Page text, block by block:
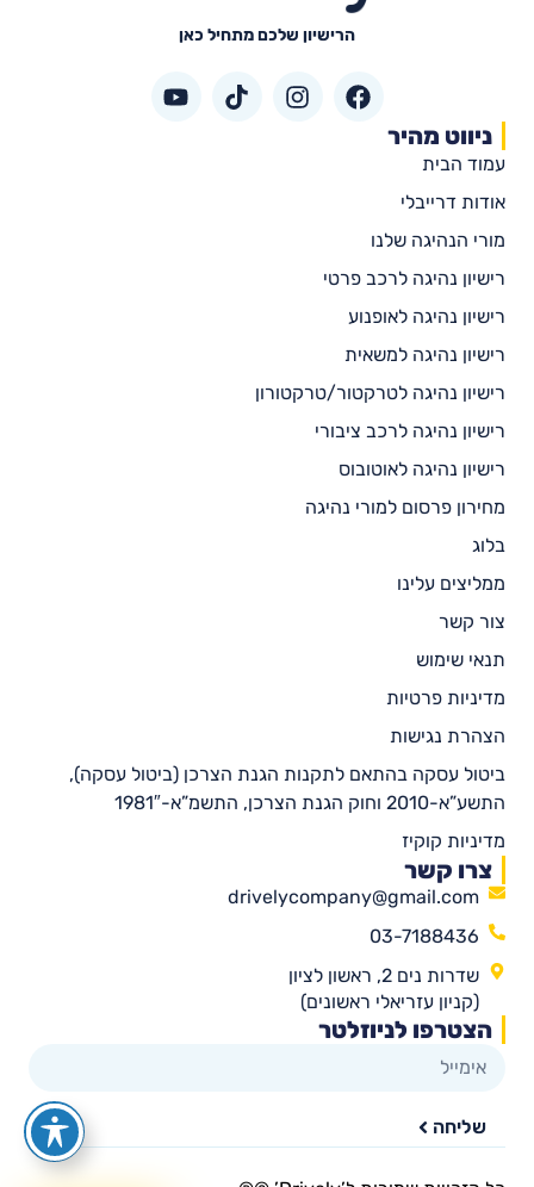
הרישיון שלכם מתחיל כאן
ניווט מהיר
עמוד הבית
אודות דרייבלי
מורי הנהיגה שלנו
רישיון נהיגה לרכב פרטי
רישיון נהיגה לאופנוע
רישיון נהיגה למשאית
רישיון נהיגה לטרקטור/טרקטורון
רישיון נהיגה לרכב ציבורי
רישיון נהיגה לאוטובוס
מחירון פרסום למורי נהיגה
בלוג
ממליצים עלינו
צור קשר
תנאי שימוש
מדיניות פרטיות
הצהרת נגישות
ביטול עסקה בהתאם לתקנות הגנת הצרכן (ביטול עסקה),
התשע”א-2010 וחוק הגנת הצרכן, התשמ”א-1981″
מדיניות קוקיז
צרו קשר
drivelycompany@gmail.com
03-7188436
שדרות נים 2, ראשון לציון
(קניון עזריאלי ראשונים)
הצטרפו לניוזלטר
שליחה